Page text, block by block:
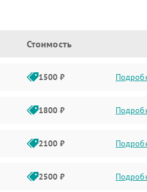
Стоимость
1500 ₽
1800 ₽
2100 ₽
2500 ₽